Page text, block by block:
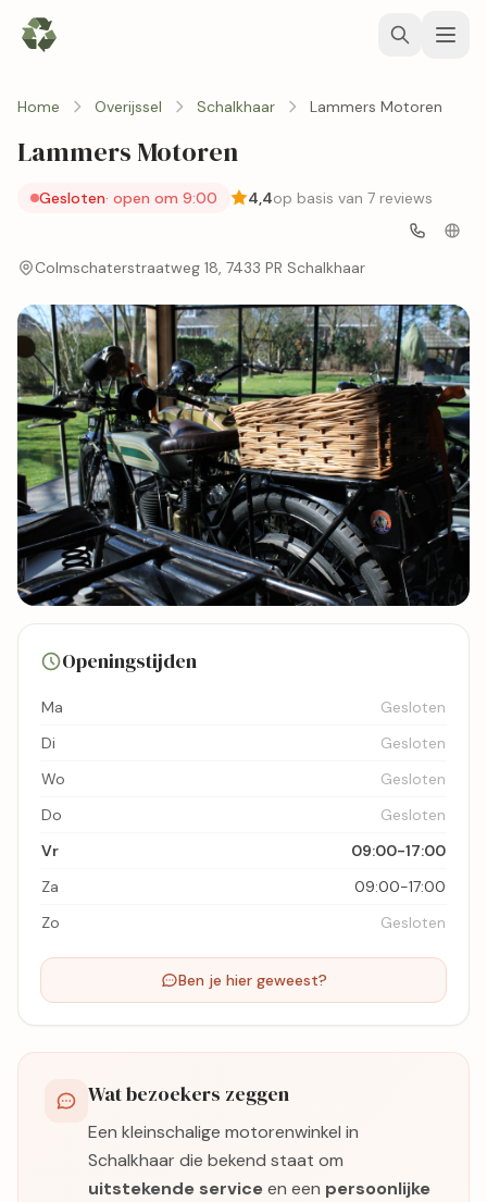
Home Overijssel Schalkhaar Lammers Motoren
Lammers Motoren
Gesloten· open om 9:00 4,4op basis van 7 reviews
Colmschaterstraatweg 18, 7433 PR Schalkhaar
Bekijk kaart
Openingstijden
Ma
Gesloten
Di
Gesloten
Wo
Gesloten
Do
Gesloten
Vr
09:00-17:00
Za
09:00-17:00
Zo
Gesloten
Ben je hier geweest?
Wat bezoekers zeggen
Een kleinschalige motorenwinkel in
Schalkhaar die bekend staat om
uitstekende serviceen een persoonlijke